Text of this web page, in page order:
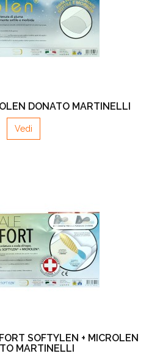
DONATO MARTINELLI
Vedi
SOFTYLEN + MICROLEN
MARTINELLI